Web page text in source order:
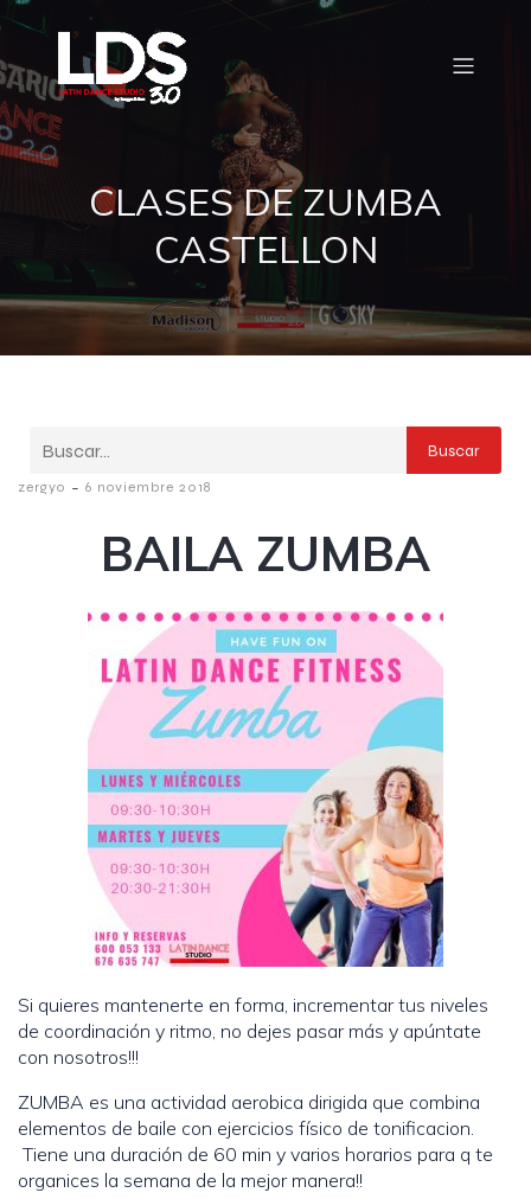
CLASES DE ZUMBA
CASTELLON
Buscar
zergyo - 6 noviembre 2018
BAILA ZUMBA
Si quieres mantenerte en forma, incrementar tus niveles
de coordinación y ritmo, no dejes pasar más y apúntate
con nosotros!!!
ZUMBA es una actividad aerobica dirigida que combina
elementos de baile con ejercicios físico de tonificacion.
Tiene una duración de 60 min y varios horarios para q te
organices la semana de la mejor manera!!